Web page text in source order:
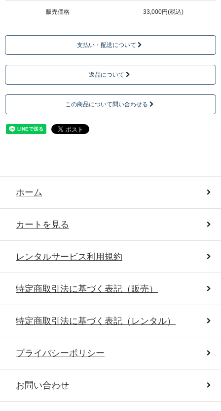
販売価格 33,000円(税込)
支払い・配送について
返品について
この商品について問い合わせる
ホーム
カートを見る
レンタルサービス利用規約
特定商取引法に基づく表記（販売）
特定商取引法に基づく表記（レンタル）
プライバシーポリシー
お問い合わせ